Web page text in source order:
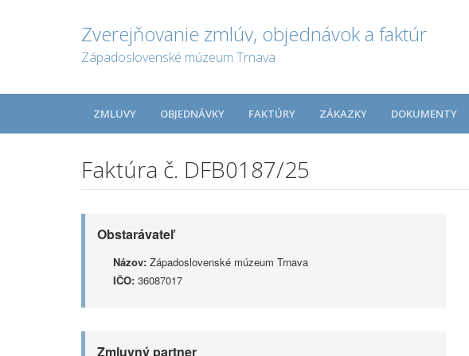
Zverejňovanie zmlúv, objednávok a faktúr
Západoslovenské múzeum Trnava
ZMLUVY OBJEDNÁVKY FAKTÚRY ZÁKAZKY DOKUMENTY
Faktúra č. DFB0187/25
Obstarávateľ
Názov: Západoslovenské múzeum Trnava
IČO: 36087017
Zmluvný partner